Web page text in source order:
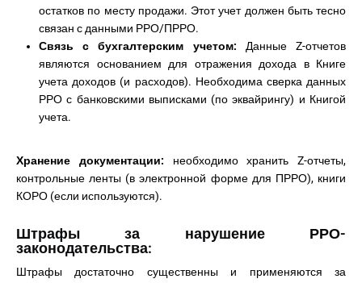
остатков по месту продажи. Этот учет должен быть тесно
связан с данными РРО/ПРРО.
Связь с бухгалтерским учетом: Данные Z-отчетов
являются основанием для отражения дохода в Книге
учета доходов (и расходов). Необходима сверка данных
РРО с банковскими выписками (по эквайрингу) и Книгой
учета.
Хранение документации: необходимо хранить Z-отчеты,
контрольные ленты (в электронной форме для ПРРО), книги
КОРО (если используются).
Штрафы за нарушение РРО-
законодательства:
Штрафы достаточно существенны и применяются за